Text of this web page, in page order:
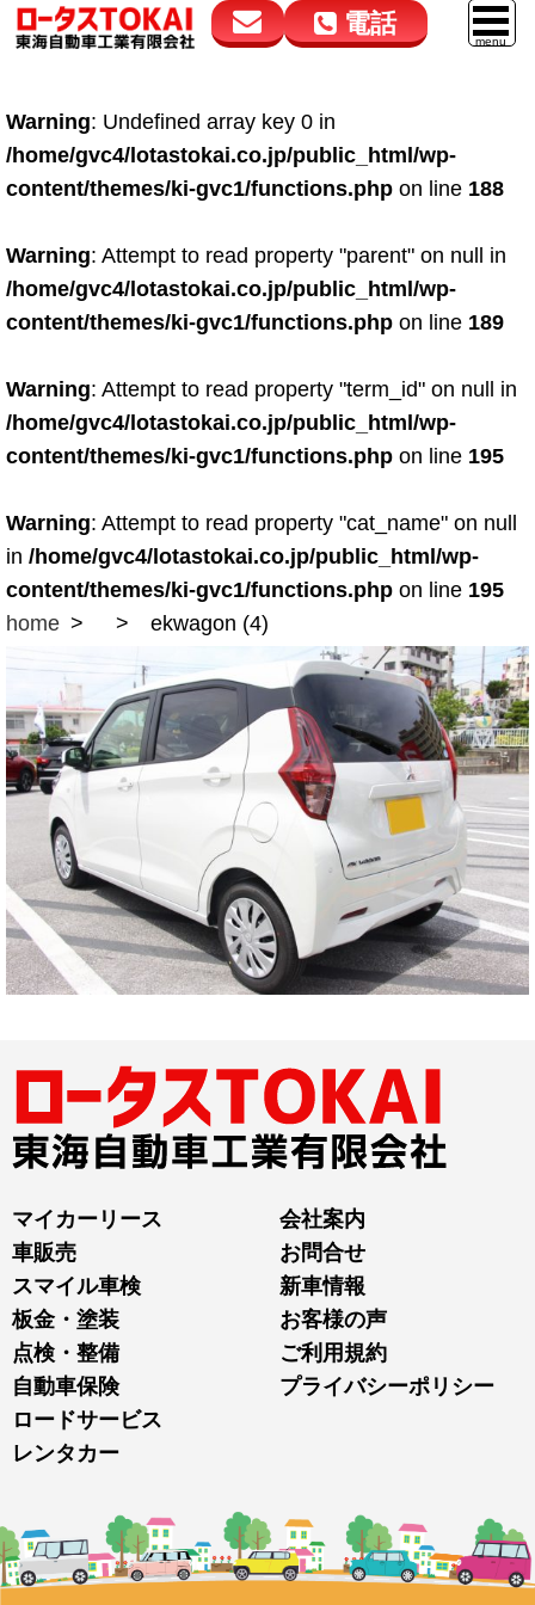
電話
050-5264-4432
9:00～18:00
050-5264-4433
9:00～18:00
車販売
スマイル車検
鈑金・塗装
点検・整備
ロードサービス
レンタカー
Warning: Undefined array key 0 in
/home/gvc4/lotastokai.co.jp/public_html/wp-
content/themes/ki-gvc1/functions.php on line 188
Warning: Attempt to read property "parent" on null in
/home/gvc4/lotastokai.co.jp/public_html/wp-
content/themes/ki-gvc1/functions.php on line 189
Warning: Attempt to read property "term_id" on null in
/home/gvc4/lotastokai.co.jp/public_html/wp-
content/themes/ki-gvc1/functions.php on line 195
Warning: Attempt to read property "cat_name" on null
in /home/gvc4/lotastokai.co.jp/public_html/wp-
content/themes/ki-gvc1/functions.php on line 195
home
ekwagon (4)
マイカーリース
車販売
スマイル車検
板金・塗装
点検・整備
自動車保険
ロードサービス
レンタカー
会社案内
お問合せ
新車情報
お客様の声
ご利用規約
プライバシーポリシー